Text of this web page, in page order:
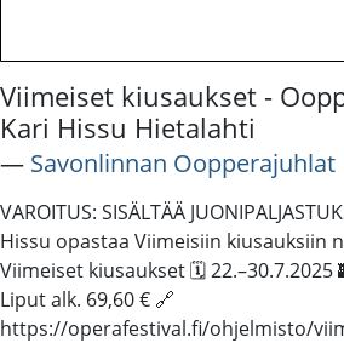
Viimeiset kiusaukset -
Kari Hissu Hietalahti
― Savonlinnan Oopperajuhlat
VAROITUS: SISÄLTÄÄ
Hissu opastaa Viimeisiin kiusauksiin
Viimeiset kiusaukset 🗓️ 22.–30.7.2025
Liput alk. 69,60 € 🔗
https://operafestival.fi/ohjelmisto/